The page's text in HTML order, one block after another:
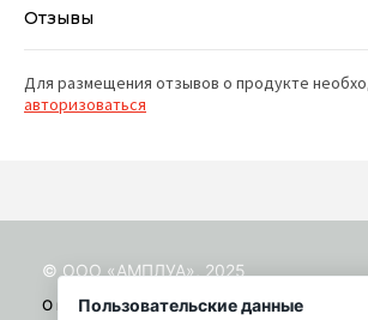
Отзывы
Для размещения отзывов о продукте
авторизоваться
Пользовательские данные
© ООО «АМПЛУА», 2025
О проекте